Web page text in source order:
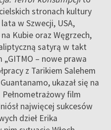
stronach kultury
w Szwecji, USA,
Kubie oraz Węgrzech,
satyrą w takt
– nowe prawa
z Tarikiem Salehem
ukazał się na
film
najwięcej sukcesów
dzieł Erika